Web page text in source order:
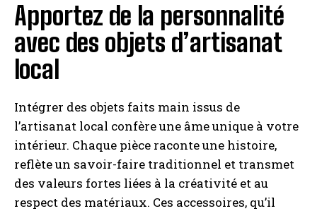
Apportez de la personnalité
avec des objets d’artisanat
local
Intégrer des objets faits main issus de
l’artisanat local confère une âme unique à votre
intérieur. Chaque pièce raconte une histoire,
reflète un savoir-faire traditionnel et transmet
des valeurs fortes liées à la créativité et au
respect des matériaux. Ces accessoires, qu’il